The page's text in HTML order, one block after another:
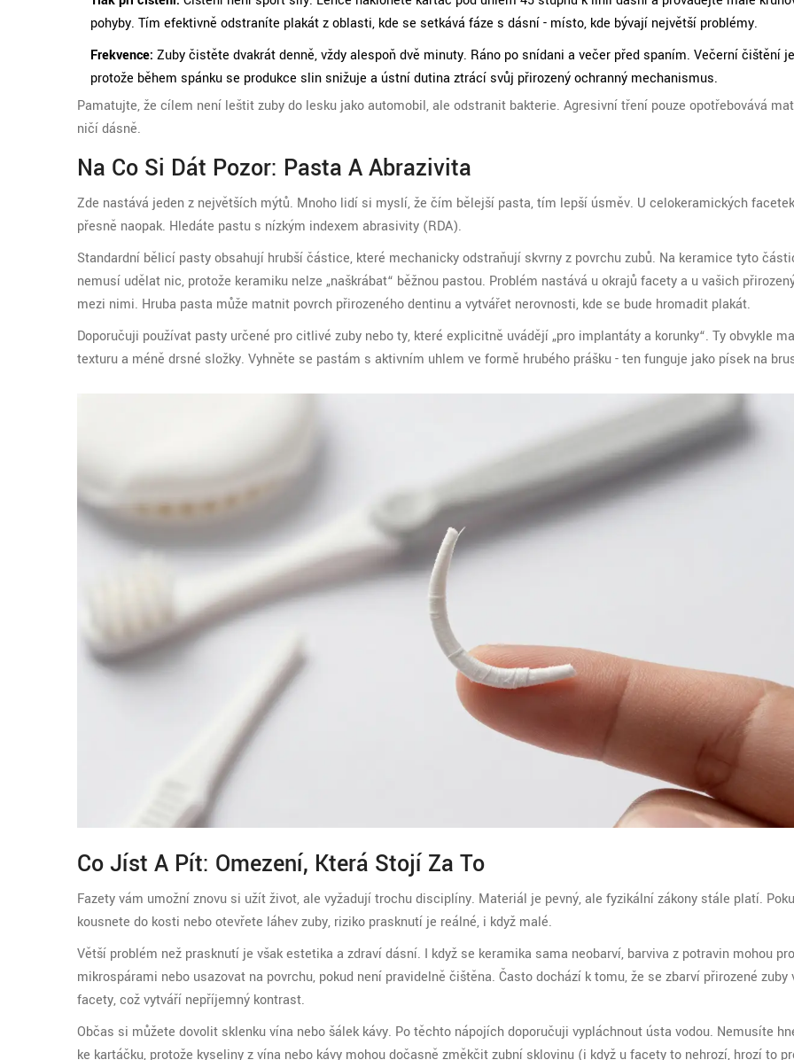
pohyby. Tím efektivně odstraníte plakát z oblasti, kde se setkává fáze s dásní - místo, kde bývají největší problémy.
Frekvence: Zuby čistěte dvakrát denně, vždy alespoň dvě minuty. Ráno po snídani a večer před spaním. Večerní čištění
protože během spánku se produkce slin snižuje a ústní dutina ztrácí svůj přirozený ochranný mechanismus.
Pamatujte, že cílem není leštit zuby do lesku jako automobil, ale odstranit bakterie. Agresivní tření pouze opotřebovává
ničí dásně.
Na Co Si Dát Pozor: Pasta A Abrazivita
Zde nastává jeden z největších mýtů. Mnoho lidí si myslí, že čím bělejší pasta, tím lepší úsměv. U celokeramických
přesně naopak. Hledáte pastu s nízkým indexem abrasivity (RDA).
Standardní bělicí pasty obsahují hrubší částice, které mechanicky odstraňují skvrny z povrchu zubů. Na keramice tyto
nemusí udělat nic, protože keramiku nelze „naškrábat“ běžnou pastou. Problém nastává u okrajů facety a u vašich
mezi nimi. Hruba pasta může matnit povrch přirozeného dentinu a vytvářet nerovnosti, kde se bude hromadit plakát.
Doporučuji používat pasty určené pro citlivé zuby nebo ty, které explicitně uvádějí „pro implantáty a korunky“. Ty obvykle
texturu a méně drsné složky. Vyhněte se pastám s aktivním uhlem ve formě hrubého prášku - ten funguje jako písek na
Co Jíst A Pít: Omezení, Která Stojí Za To
Fazety vám umožní znovu si užít život, ale vyžadují trochu disciplíny. Materiál je pevný, ale fyzikální zákony stále platí.
kousnete do kosti nebo otevřete láhev zuby, riziko prasknutí je reálné, i když malé.
Větší problém než prasknutí je však estetika a zdraví dásní. I když se keramika sama neobarví, barviva z potravin mohou
mikrospárami nebo usazovat na povrchu, pokud není pravidelně čištěna. Často dochází k tomu, že se zbarví přirozené zuby
facety, což vytváří nepříjemný kontrast.
Občas si můžete dovolit sklenku vína nebo šálek kávy. Po těchto nápojích doporučuji vypláchnout ústa vodou. Nemusíte
ke kartáčku, protože kyseliny z vína nebo kávy mohou dočasně změkčit zubní sklovinu (i když u facety to nehrozí, hrozí to